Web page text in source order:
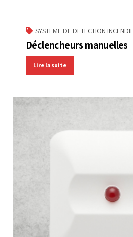
SYSTEME DE DETECTION
Déclencheurs manuelles
Lire la suite